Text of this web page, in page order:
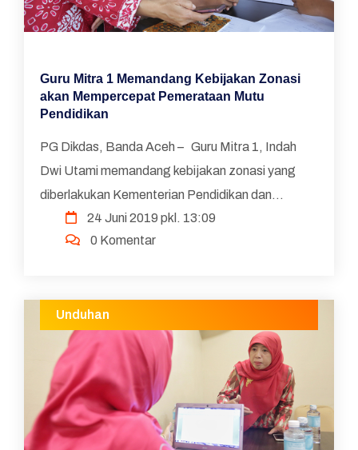
Guru Mitra 1 Memandang Kebijakan Zonasi
akan Mempercepat Pemerataan Mutu
Pendidikan
PG Dikdas, Banda Aceh – Guru Mitra 1, Indah
Dwi Utami memandang kebijakan zonasi yang
diberlakukan Kementerian Pendidikan dan
Kebudayaan (Kemendikbud) sejatinya memiliki
tujuan yang ...
24 Juni 2019 pkl. 13:09
0 Komentar
Unduhan